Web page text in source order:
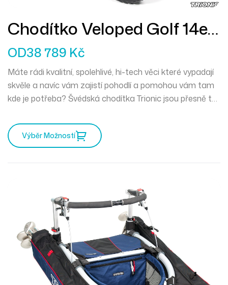
Chodítko Veloped Golf 14er
M
OD38 789 Kč
Máte rádi kvalitní, spolehlivé, hi-tech věci které vypadají
skvěle a navíc vám zajistí pohodlí a pomohou vám tam
kde je potřeba? Švédská chodítka Trionic jsou přesně to
vyrazit kamkoliv zajakéhokoliv počasí.
Výběr Možností